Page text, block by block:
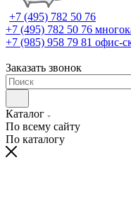
+7 (495) 782 50 76
+7 (495) 782 50 76
+7 (985) 958 79 81 офис-
Заказать звонок
Каталог
По всему сайту
По каталогу